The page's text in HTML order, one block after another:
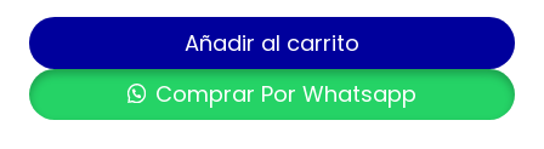
Añadir al carrito
Comprar Por Whatsapp